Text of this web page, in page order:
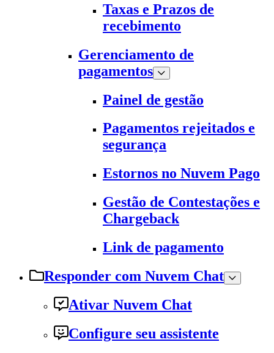
Taxas e Prazos de
recebimento
Gerenciamento de
pagamentos
Painel de gestão
Pagamentos rejeitados e
segurança
Estornos no Nuvem Pago
Gestão de Contestações e
Chargeback
Link de pagamento
Responder com Nuvem Chat
Ativar Nuvem Chat
Configure seu assistente